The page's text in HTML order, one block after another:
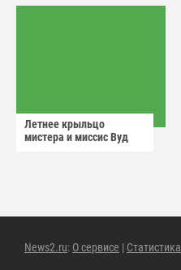
Летнее крыльцо
мистера и миссис Вуд
News2.ru: О сервисе | Статистика